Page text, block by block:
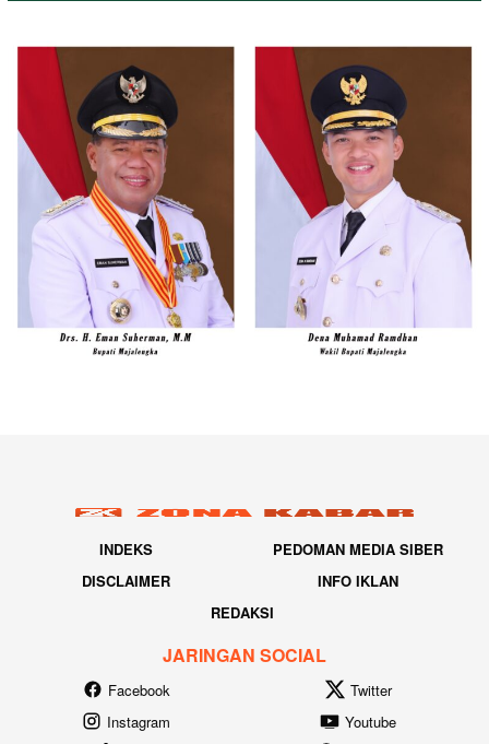
INDEKS
PEDOMAN MEDIA SIBER
DISCLAIMER
INFO IKLAN
REDAKSI
JARINGAN SOCIAL
Facebook
Twitter
Instagram
Youtube